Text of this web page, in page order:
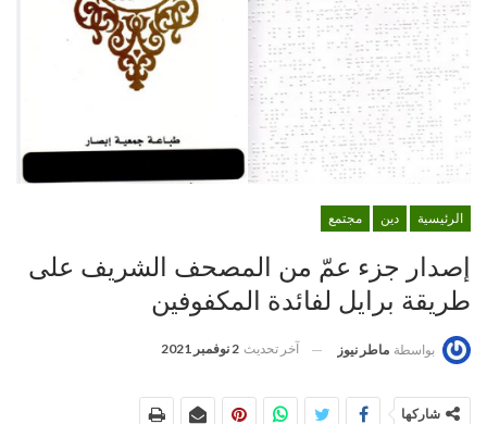
الرئيسية دين مجتمع
إصدار جزء عمّ من المصحف الشريف على
طريقة برايل لفائدة المكفوفين
بواسطة ماطر نيوز آخر تحديث 2 نوفمبر 2021
شاركها